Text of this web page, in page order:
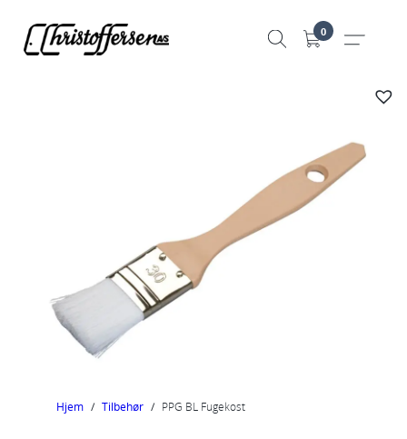
0
Hjem / Tilbehør / PPG BL Fugekost